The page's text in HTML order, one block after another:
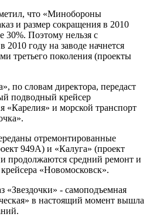
что «Минобороны
и размер сокращения в 2010
30%. Поэтому нельзя с
2010 году на заводе начнется
третьего поколения (проекты
по словам директора, передаст
подводный крейсер
«Карелия» и морской транспорт
отремонтированные
949А) и «Калуга» (проект
продолжаются средний ремонт и
«Новомосковск».
«Звездочки» - самоподъемная
в настоящий момент вышла